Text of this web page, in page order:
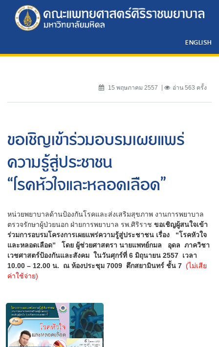
ENGLISH
15 พฤษภาคม 2557 อ่าน 563 ครั้ง
ขอเชิญเข้าร่วมอบรมเผยแพร่
ความรู้สู่ประชาชน
“โรคหัวใจและหลอดเลือด”
หน่วยพยาบาลด้านป้องกันโรคและส่งเสริมสุขภาพ งานการพยาบาล
ตรวจรักษาผู้ป่วยนอก ฝ่ายการพยาบาล รพ.ศิริราช ขอเชิญผู้สนใจเข้า
ร่วมการอบรมโครงการเผยแพร่ความรู้สู่ประชาชน เรื่อง “โรคหัวใจ
และหลอดเลือด” โดย ผู้ช่วยศาสตรา นายแพทย์กมล อุดล ภาควิชา
เวชศาสตร์ป้องกันและสังคม ในวันศุกร์ที่ 6 มิถุนายน 2557 เวลา
10.00 – 12.00 น. ณ ห้องประชุม 7009 ตึกสยามินทร์ ชั้น 7 (ไม่เสีย
ค่าใช้จ่าย)